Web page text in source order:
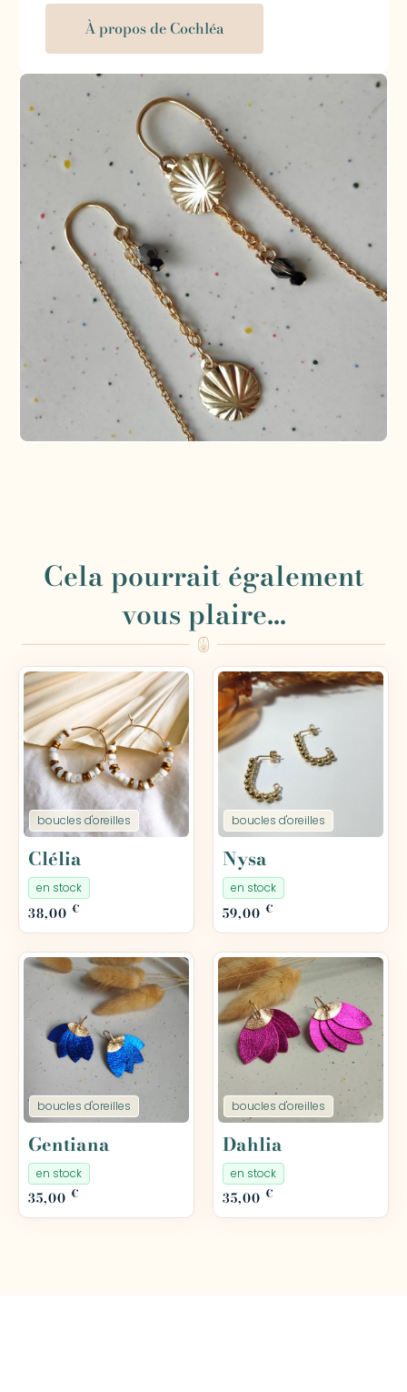
À propos de Cochléa
Cela pourrait également
vous plaire...
boucles d'oreilles
Clélia
en stock
38,00 €
boucles d'oreilles
Nysa
en stock
59,00 €
boucles d'oreilles
Gentiana
en stock
35,00 €
boucles d'oreilles
Dahlia
en stock
35,00 €